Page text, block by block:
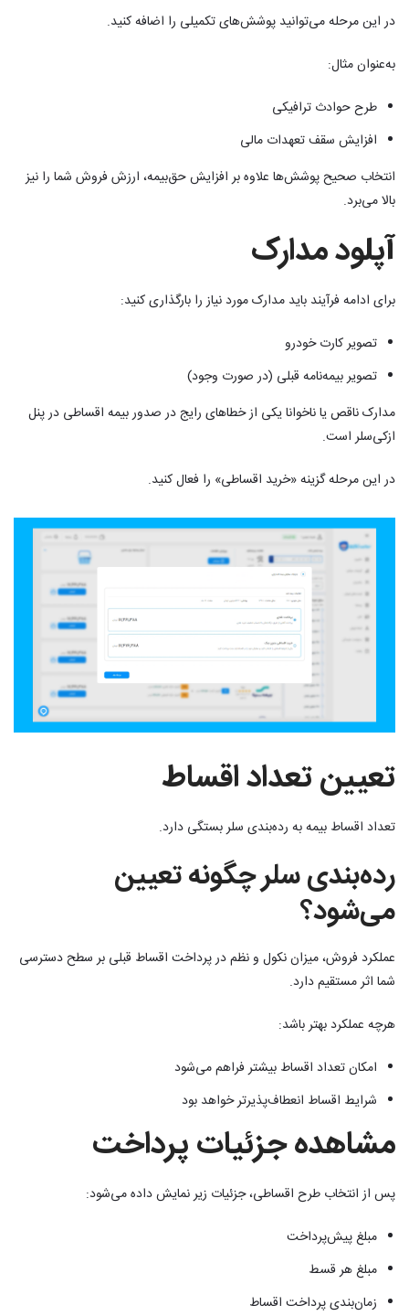
در این مرحله می‌توانید پوشش‌های تکمیلی را اضافه کنید.
به‌عنوان مثال:
طرح حوادث ترافیکی
افزایش سقف تعهدات مالی
انتخاب صحیح پوشش‌ها علاوه بر افزایش حق‌بیمه، ارزش فروش شما را نیز
بالا می‌برد.
آپلود مدارک
برای ادامه فرآیند باید مدارک مورد نیاز را بارگذاری کنید:
تصویر کارت خودرو
تصویر بیمه‌نامه قبلی (در صورت وجود)
مدارک ناقص یا ناخوانا یکی از خطاهای رایج در صدور بیمه اقساطی در پنل
ازکی‌سلر است.
در این مرحله گزینه «خرید اقساطی» را فعال کنید.
تعیین تعداد اقساط
تعداد اقساط بیمه به رده‌بندی سلر بستگی دارد.
رده‌بندی سلر چگونه تعیین
می‌شود؟
عملکرد فروش، میزان نکول و نظم در پرداخت اقساط قبلی بر سطح دسترسی
شما اثر مستقیم دارد.
هرچه عملکرد بهتر باشد:
امکان تعداد اقساط بیشتر فراهم می‌شود
شرایط اقساط انعطاف‌پذیرتر خواهد بود
مشاهده جزئیات پرداخت
پس از انتخاب طرح اقساطی، جزئیات زیر نمایش داده می‌شود:
مبلغ پیش‌پرداخت
مبلغ هر قسط
زمان‌بندی پرداخت اقساط